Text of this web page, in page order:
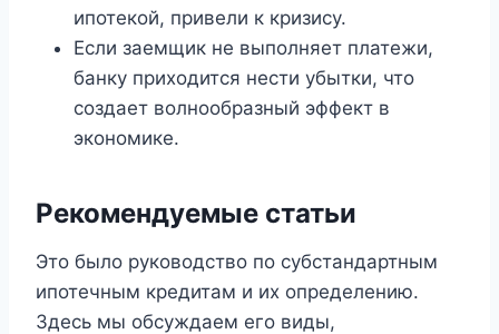
ипотекой, привели к кризису.
Если заемщик не выполняет платежи,
банку приходится нести убытки, что
создает волнообразный эффект в
экономике.
Рекомендуемые статьи
Это было руководство по субстандартным
ипотечным кредитам и их определению.
Здесь мы обсуждаем его виды,